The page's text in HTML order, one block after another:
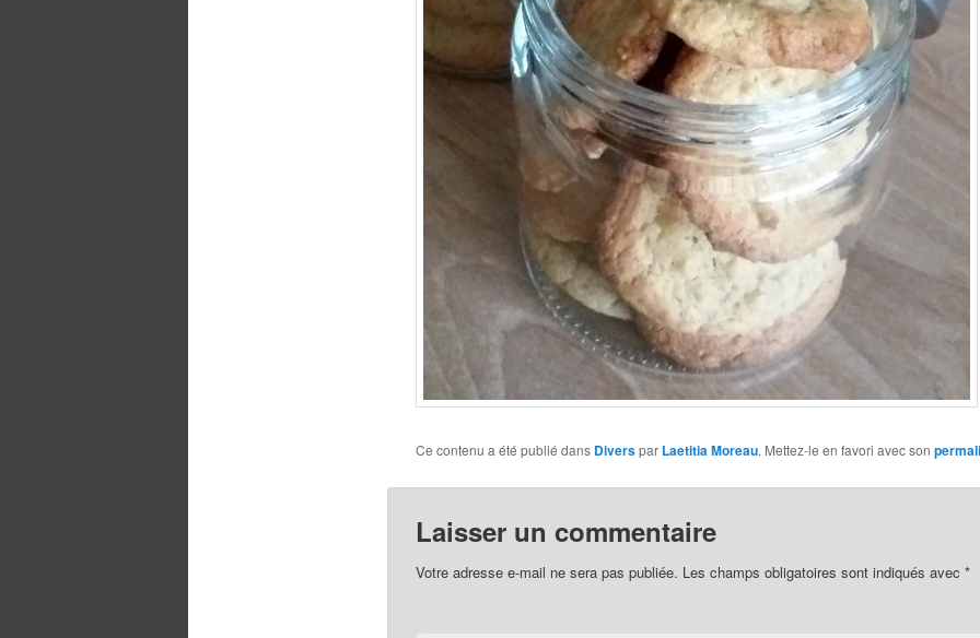
Ce contenu a été publié dans Diverspar Laetitia Moreau. Mettez-le en favori avec son
Laisser un commentaire
Votre adresse e-mail ne sera pas publiée. Les champs obligatoires sont indiqués avec *